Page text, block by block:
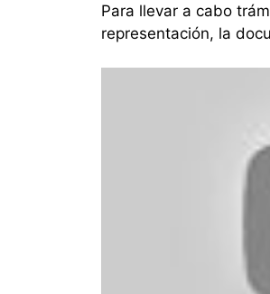
Para llevar a cabo
representación, la